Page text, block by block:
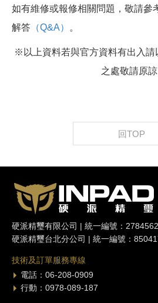
如有維修或報修相關問題，敬請參
解答 （Q&A） 。
※以上資料若與官方資料有出入請
之處敬請原諒
回TOP
硬派精璽有限公司 | 統一編號：
硬派精璽台北分公司 | 統一編號：
技術及訂單服務專線
電話：06-208-0909
行動：0978-089-187